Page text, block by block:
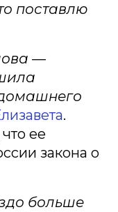
поставлю
—
.
ее
закона о
больше